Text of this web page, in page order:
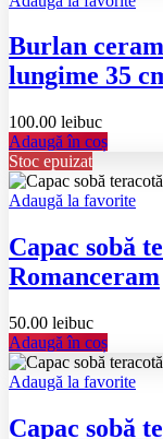
Burlan
lungime 35
100.00 leibuc
Adaugă în coș
Stoc epuizat
Adaugă la favorite
Capac sobă
Romanceram
50.00 leibuc
Adaugă în coș
Adaugă la favorite
Capac sobă